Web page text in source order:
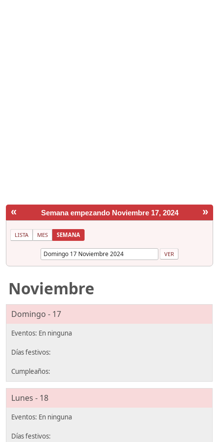
« »
Semana empezando Noviembre 17, 2024
LISTA MES SEMANA
Noviembre
Domingo - 17
Lunes - 18